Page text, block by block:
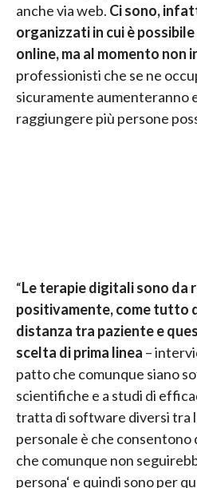
anche via web. Ci sono,
organizzati in cui è
online, ma al momento non
professionisti che se ne
sicuramente aumenteranno
raggiungere più persone
“Le terapie digitali sono da
positivamente, come tutto
distanza tra paziente e
scelta di prima linea –
patto che comunque siano
scientifiche e a studi di
tratta di software diversi tra
personale è che consentono
che comunque non
persona‘ e quindi sono per